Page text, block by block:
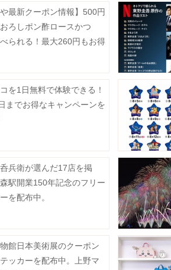
や最新クーポン情報】500円
ろしポン酢ロースかつ
られる！最大260円もお得
を1日無料で体験できる！
までお得なキャンペーンを
兵衛が選んだ17店を掲
駅開業150年記念のフリー
を配布中。
館日本美術展のクーポン
ッカーを配布中。上野マ